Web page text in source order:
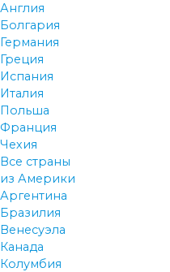
Англия
Болгария
Германия
Греция
Испания
Италия
Польша
Франция
Чехия
Все страны
из Америки
Аргентина
Бразилия
Венесуэла
Канада
Колумбия